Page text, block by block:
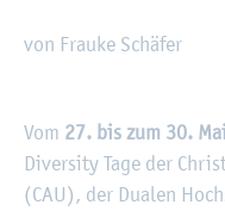
von Frau­ke Schä­fer
Vom 27. bis zum 30. Mai
Di­ver­si­ty Tage der
(CAU), der Dua­len